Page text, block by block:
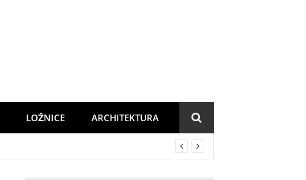
LOŽNICE ARCHITEKTURA